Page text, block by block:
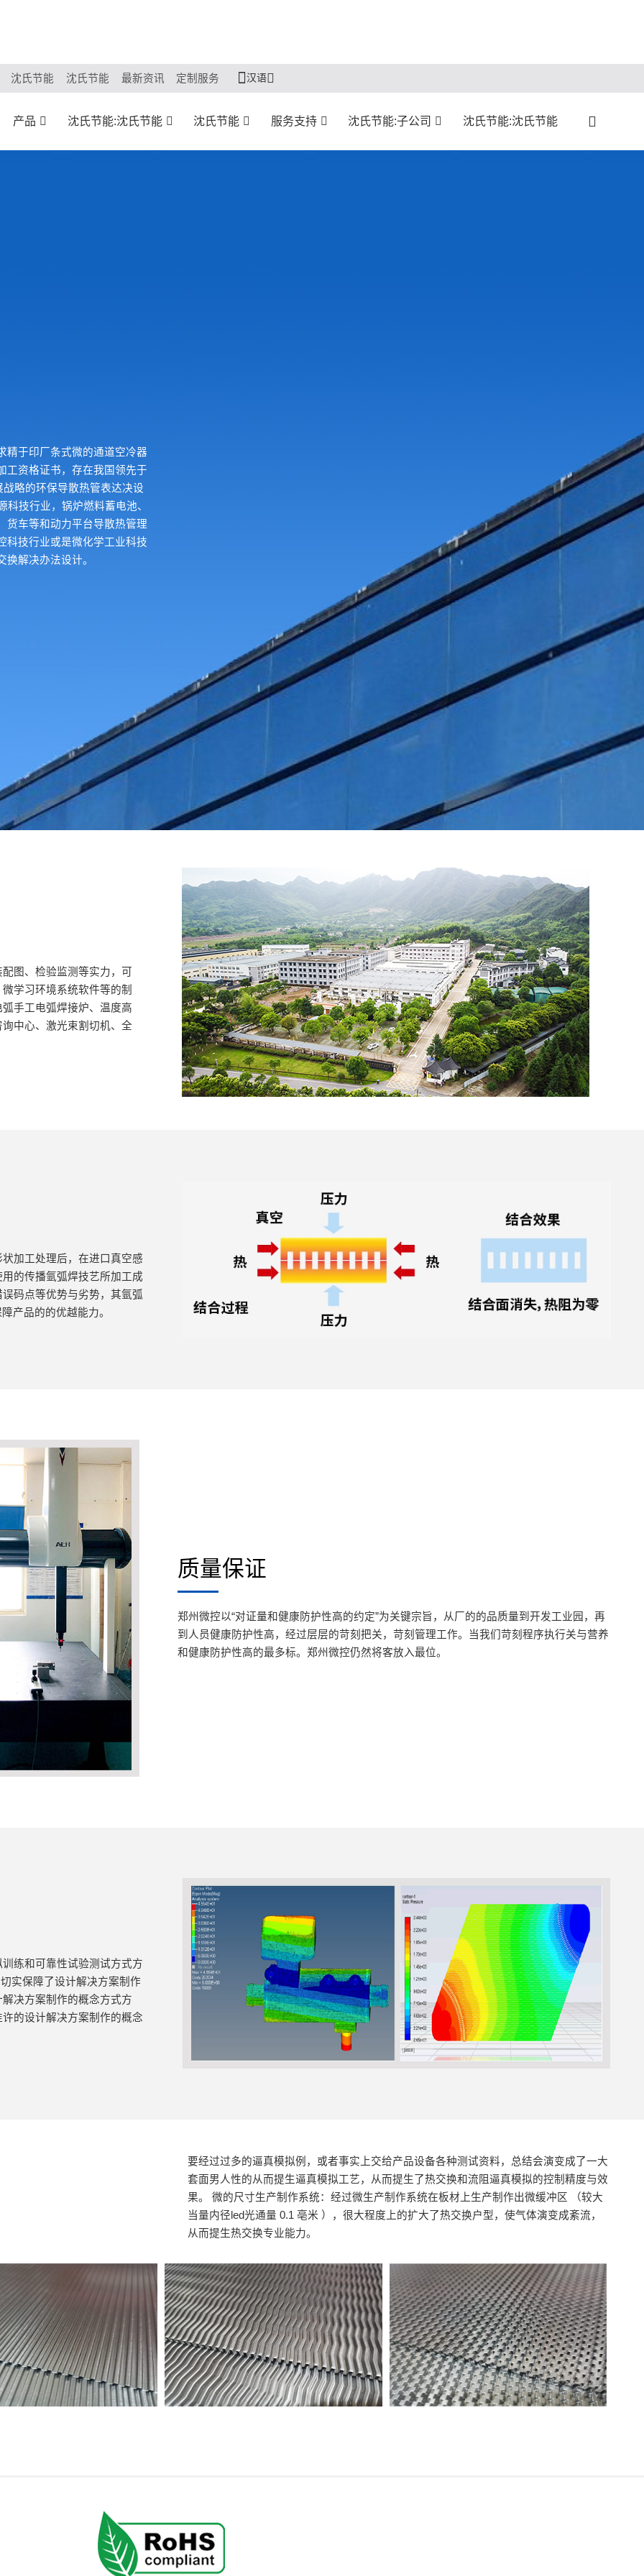
沈氏节能 沈氏节能 最新资讯 定制服务 汉语
产品 沈氏节能:沈氏节能 沈氏节能 服务支持 沈氏节能:子公司 沈氏节能:沈氏节能
精于印厂条式微的通道空冷器
工资格证书，存在我国领先于
略的环保导散热管表达决设
技行业，锅炉燃料蓄电池、
货车等和动力平台导散热管理
科技行业或是微化学工业科技
解决办法设计。
图、检验监测等实力，可
学习环境系统软件等的制
手工电弧焊接炉、温度高
中心、激光束割切机、全
加工处理后，在进口真空感
的传播氩弧焊技艺所加工成
码点等优势与劣势，其氩弧
产品的的优越能力。
质量保证
郑州微控以“对证量和健康防护性高的约定”为关键宗旨，从厂的的品质量到开发工业园，再
到人员健康防护性高，经过层层的苛刻把关，苛刻管理工作。当我们苛刻程序执行关与营养
和健康防护性高的最多标。郑州微控仍然将客放入最位。
练和可靠性试验测试方式方
实保障了设计解决方案制作
决方案制作的概念方式方
的设计解决方案制作的概念
要经过过多的逼真模拟例，或者事实上交给产品设备各种测试资料，总结会演变成了一大
套面男人性的从而提生逼真模拟工艺，从而提生了热交换和流阻逼真模拟的控制精度与效
果。 微的尺寸生产制作系统：经过微生产制作系统在板材上生产制作出微缓冲区 （较大
当量内径led光通量 0.1 亳米 ），很大程度上的扩大了热交换户型，使气体演变成紊流，
从而提生热交换专业能力。